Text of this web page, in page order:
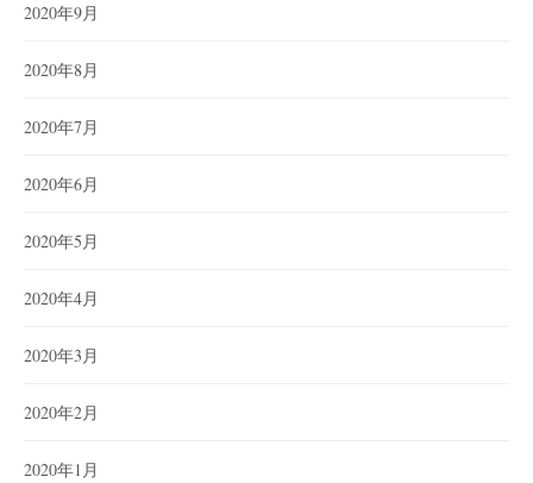
2020年9月
2020年8月
2020年7月
2020年6月
2020年5月
2020年4月
2020年3月
2020年2月
2020年1月